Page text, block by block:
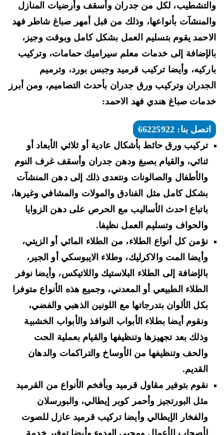
تركيب
مطابخ
بديل
لكل من جدران وأسقف وأرضيات المنازل
بأنواعها، وذلك من قبل أمهر صباغ شاطر فهد
يقوم بتسليم العمل بشكل كامل وبوقت وجيز،
إلى خدمات معلم سيراميك حمامات، وتركيب
وأيضا تركيب قرميد وجبس بورد، وترميم
وتركيب ورق جدران بأحدث التصاميم، ومن أبرز
صباغ هندي فهد الاحمد:
اتصل بنا: 66225922
تركيب ورق حائط بأشكال عادية أو ثلاثي الأبعاد أو
ثنائي، والقيام بصبغ ودهن جدران وأسقف غرف النوم
والأطفال والصالونات ونتعدى ذلك إلى دهن المنشآت
بشكل كامل مثل الفنادق والمولات والمشافي وغيرها،
باتباع احدث الأساليب مع الحرص على دهن الزوايا
والحواف وتسليم العمل نظيفا.
نؤمن كل أنواع الطلاء، من الطلاء المائي أو الزيتي،
وأيضا المت والاكرليك، وطلاء الايبوسكي أو الجير،
بالإضافة إلى الطلاء البلاستيك واللاتيكس، وأيضا نوفر
الطلاء الطبيعي أو المعدني، وجميع هذه الأنواع متوفرا
بكل الألوان بتدرجاتها مع اللونين الذهبي والفضي،
ونقوم أيضا بطلاء الأبواب النوافذ والأبواب الخشبية
وذلك بعد تجهيزها وتنظيفها والقيام بعملية الحت
والحف وتنظيفها من الأوساخ والتراكمات والدهان
القديم.
نقوم بتوفير مقاول قرميد وبأفخم الأنواع من القرميد
مثل البورتجيز وأحمر كوبر إيطالي، والبورسلان
والفخار الإيطالي وأيضا تركيب قرميد عازل للصوت